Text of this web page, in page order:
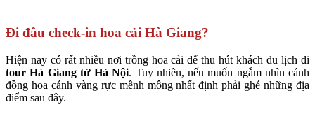
Đi đâu check-in hoa cải Hà Giang?
Hiện nay có rất nhiều nơi trồng hoa cải để thu hút khách du lịch đi
tour Hà Giang từ Hà Nội. Tuy nhiên, nếu muốn ngắm nhìn cánh
đồng hoa cánh vàng rực mênh mông nhất định phải ghé những địa
điểm sau đây.